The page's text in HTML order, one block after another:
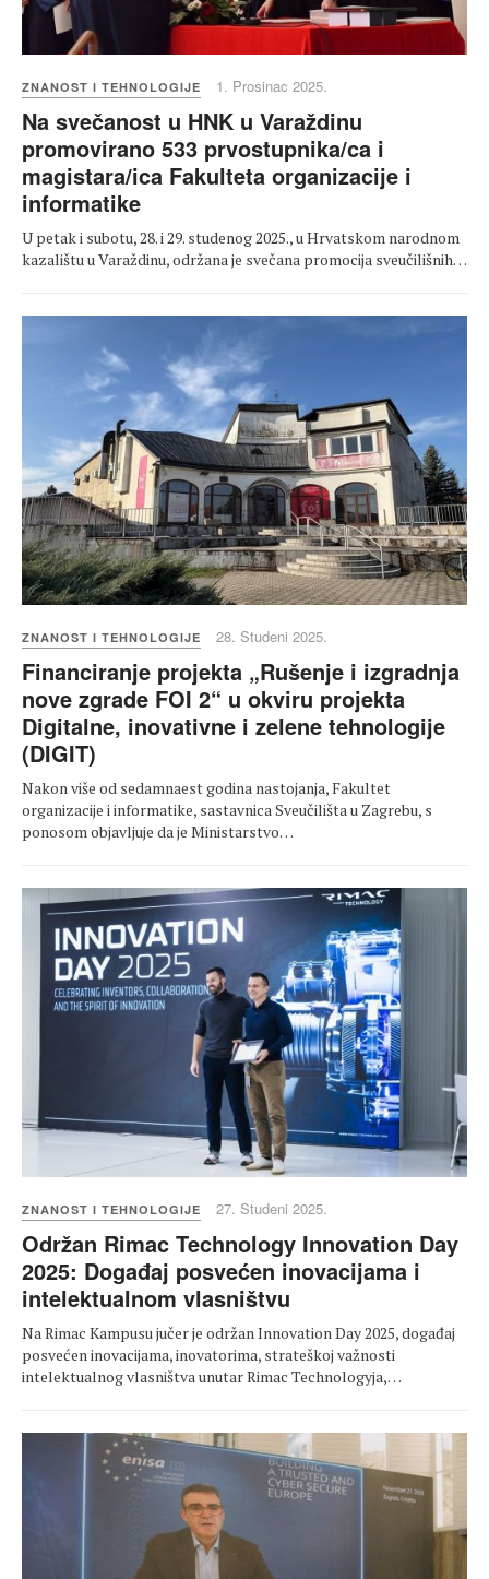
ZNANOST I TEHNOLOGIJE 1. Prosinac 2025.
Na svečanost u HNK u Varaždinu
promovirano 533 prvostupnika/ca i
magistara/ica Fakulteta organizacije i
informatike
U petak i subotu, 28. i 29. studenog 2025., u Hrvatskom narodnom
kazalištu u Varaždinu, održana je svečana promocija sveučilišnih…
ZNANOST I TEHNOLOGIJE 28. Studeni 2025.
Financiranje projekta „Rušenje i izgradnja
nove zgrade FOI 2“ u okviru projekta
Digitalne, inovativne i zelene tehnologije
(DIGIT)
Nakon više od sedamnaest godina nastojanja, Fakultet
organizacije i informatike, sastavnica Sveučilišta u Zagrebu, s
ponosom objavljuje da je Ministarstvo…
ZNANOST I TEHNOLOGIJE 27. Studeni 2025.
Održan Rimac Technology Innovation Day
2025: Događaj posvećen inovacijama i
intelektualnom vlasništvu
Na Rimac Kampusu jučer je održan Innovation Day 2025, događaj
posvećen inovacijama, inovatorima, strateškoj važnosti
intelektualnog vlasništva unutar Rimac Technologyja,…